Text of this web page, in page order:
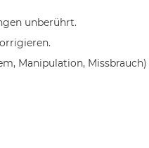
unberührt.
Manipulation, Missbrauch)